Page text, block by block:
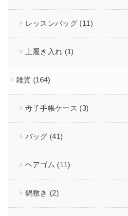
レッスンバッグ (11)
上履き入れ (1)
雑貨 (164)
母子手帳ケース (3)
バッグ (41)
ヘアゴム (11)
鍋敷き (2)